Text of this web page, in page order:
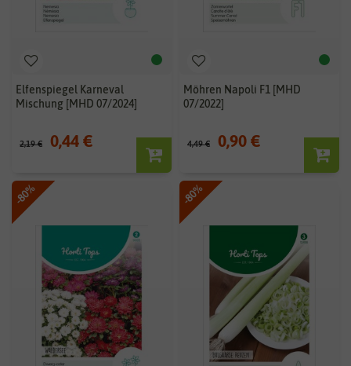
Elfenspiegel Karneval
Mischung [MHD 07/2024]
2,19 € 0,44 €
Möhren Napoli F1 [MHD
07/2022]
4,49 € 0,90 €
-80% -80%